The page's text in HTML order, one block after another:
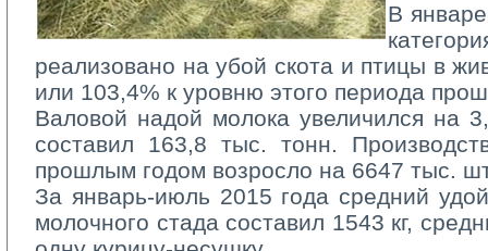
В
реализовано на убой скота и птицы в
или 103,4% к уровню этого периода
Валовой надой молока увеличился на
составил 163,8 тыс. тонн.
прошлым годом возросло на 6647 тыс.
За январь-июль 2015 года средний
молочного стада составил 1543 кг,